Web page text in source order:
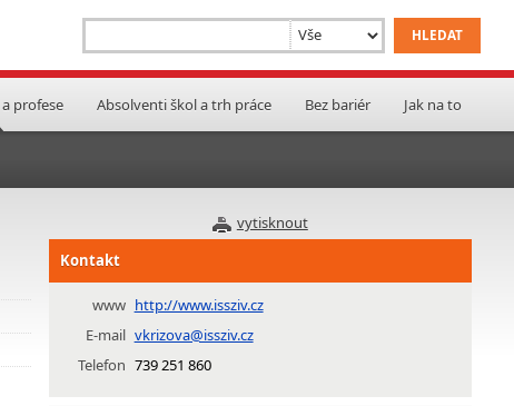
profese Absolventi škol a trh práce Bez bariér Jak na to
vytisknout
Kontakt
www http://www.issziv.cz
E-mail vkrizova@issziv.cz
Telefon 739 251 860